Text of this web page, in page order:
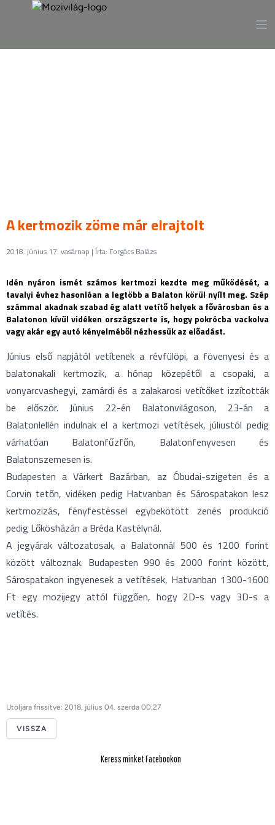
A kertmozik zöme már elrajtolt
2018. június 17. vasárnap | Írta: Forgács Balázs
Idén nyáron ismét számos kertmozi kezdte meg működését, a
tavalyi évhez hasonlóan a legtöbb a Balaton körül nyílt meg. Szép
számmal akadnak szabad ég alatt vetítő helyek a fővárosban és a
Balatonon kívül vidéken országszerte is, hogy pokrócba vackolva
vagy akár egy autó kényelméből nézhessük az előadást.
Június első napjától vetítenek a révfülöpi, a fövenyesi és a
balatonakali kertmozik, a hónap közepétől a csopaki, a
vonyarcvashegyi, zamárdi és a zalakarosi vetítőket izzították
be először. Június 22-én Balatonvilágoson, 23-án a
Balatonlellén indulnak el a kertmozi vetítések, júliustól pedig
várhatóan Balatonfűzfőn, Balatonfenyvesen és
Balatonszemesen is.
Budapesten a Várkert Bazárban, az Óbudai-szigeten és a
Corvin tetőn, vidéken pedig Hatvanban és Sárospatakon lesz
kertmozizás, fényfestéssel egybekötött zenés produkció
pedig Lőkösházán a Bréda Kastélynál.
A jegyárak változatosak, a Balatonnál 500 és 1200 forint
között változnak. Budapesten 990 és 2000 forint között,
Sárospatakon ingyenesek a vetítések, Hatvanban 1300-1600
Ft egy mozijegy attól függően, hogy 2D-s vagy 3D-s a
vetítés.
Utoljára frissítve: 2018. július 04. szerda 00:27
VISSZA
Keress minket Facebookon